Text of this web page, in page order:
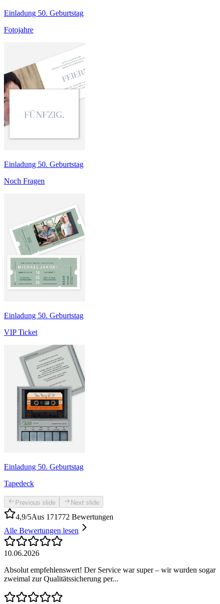
Einladung 50. Geburtstag
Fotojahre
Einladung 50. Geburtstag
Noch Fragen
Einladung 50. Geburtstag
VIP Ticket
Einladung 50. Geburtstag
Tapedeck
Previous slide Next slide
4,9/5Aus 171772 Bewertungen
Alle Bewertungen lesen
10.06.2026
Absolut empfehlenswert! Der Service war super – wir wurden sogar
zweimal zur Qualitätssicherung per...